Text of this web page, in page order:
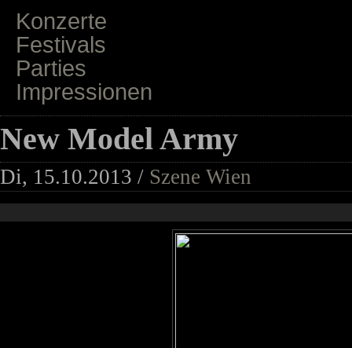
Konzerte
Festivals
Parties
Impressionen
New Model Army
Di, 15.10.2013 / Szene Wien